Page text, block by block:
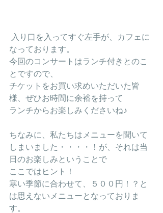
なっております。
今回のコンサートはランチ付きとのこ
とですので、
チケットをお買い求めいただいた皆
様、ぜひお時間に余裕を持って
ランチからお楽しみくださいね♪
ちなみに、私たちはメニューを聞いて
しまいました・・・・！が、それは当
日のお楽しみということで
ここではヒント！
寒い季節に合わせて、５００円！？と
は思えないメニューとなっておりま
す。